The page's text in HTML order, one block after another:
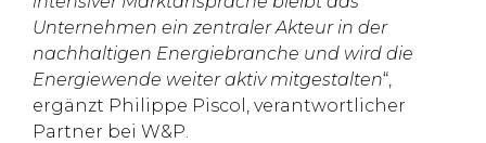
Unternehmen ein zentraler Akteur in der
nachhaltigen Energiebranche und wird die
Energiewende weiter aktiv mitgestalten“,
ergänzt Philippe Piscol, verantwortlicher
Partner bei W&P.